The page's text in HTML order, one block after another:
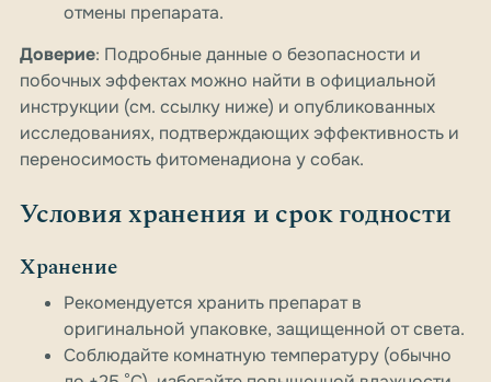
отмены препарата.
Доверие: Подробные данные о безопасности и
побочных эффектах можно найти в официальной
инструкции (см. ссылку ниже) и опубликованных
исследованиях, подтверждающих эффективность и
переносимость фитоменадиона у собак.
Условия хранения и срок годности
Хранение
Рекомендуется хранить препарат в
оригинальной упаковке, защищенной от света.
Соблюдайте комнатную температуру (обычно